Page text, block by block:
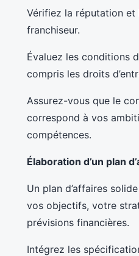
Vérifiez la réputation
franchiseur.
Évaluez les conditions
compris les droits
Assurez-vous que le
correspond à vos
compétences.
Élaboration d’un plan
Un plan d’affaires
vos objectifs, votre
prévisions financières.
Intégrez les